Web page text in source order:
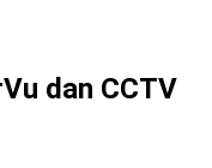
dan CCTV